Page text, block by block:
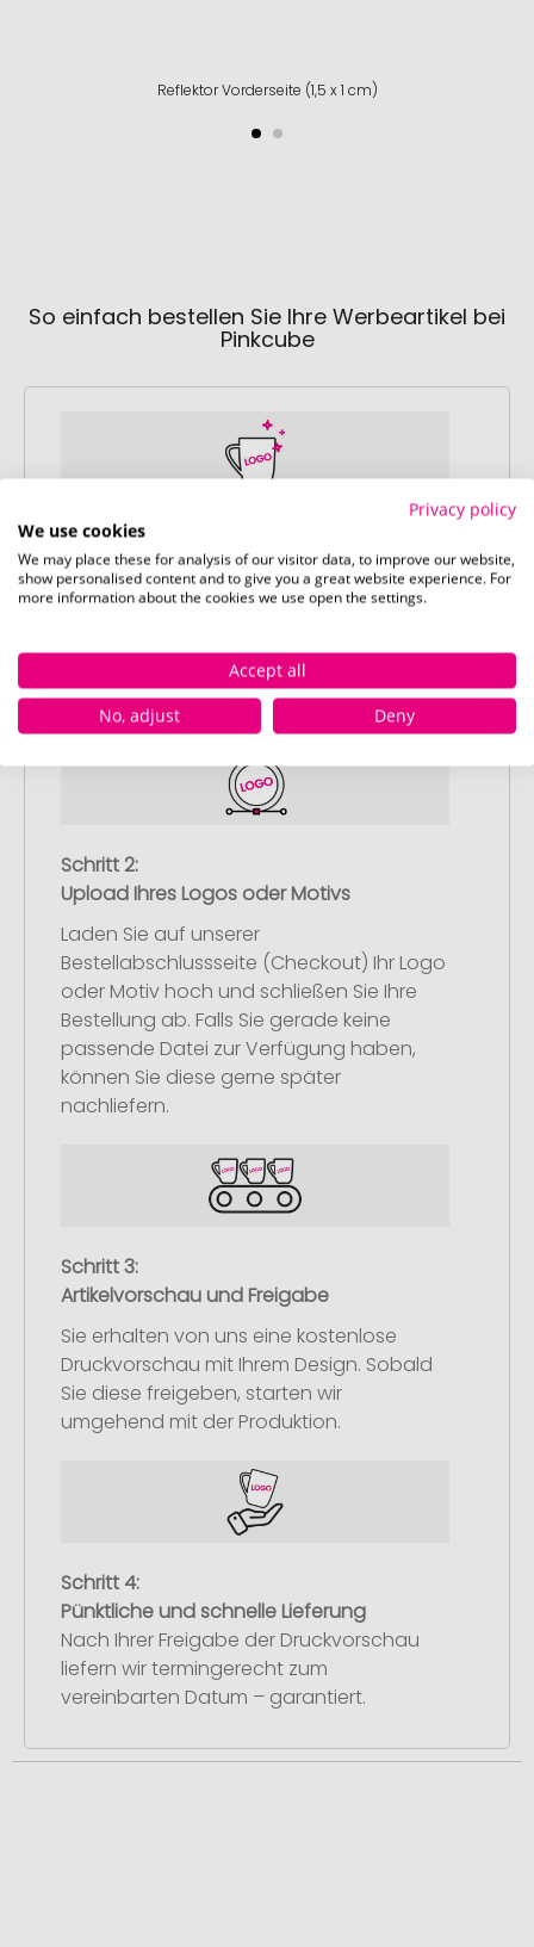
Reflektor Vorderseite (1,5 x 1 cm)
So einfach bestellen Sie Ihre Werbeartikel bei
Pinkcube
Schritt 1:
Artikelkonfiguration
Wählen Sie Ihre gewünschten
nach Ihren Vorstellungen an.
Anschließend legen Sie die konfigurierten
Artikel in Ihren Warenkorb.
Schritt 2:
Upload Ihres Logos oder Motivs
Laden Sie auf unserer
Bestellabschlussseite (Checkout) Ihr Logo
oder Motiv hoch und schließen Sie Ihre
Bestellung ab. Falls Sie gerade keine
passende Datei zur Verfügung haben,
können Sie diese gerne später
nachliefern.
Schritt 3:
Artikelvorschau und Freigabe
Sie erhalten von uns eine kostenlose
Druckvorschau mit Ihrem Design. Sobald
Sie diese freigeben, starten wir
umgehend mit der Produktion.
Schritt 4:
Pünktliche und schnelle Lieferung
Nach Ihrer Freigabe der Druckvorschau
liefern wir termingerecht zum
vereinbarten Datum – garantiert.
Privacy policy
We use cookies
We may place these for analysis of our visitor data, to improve our website,
show personalised content and to give you a great website experience. For
more information about the cookies we use open the settings.
Accept all
No, adjust
Deny